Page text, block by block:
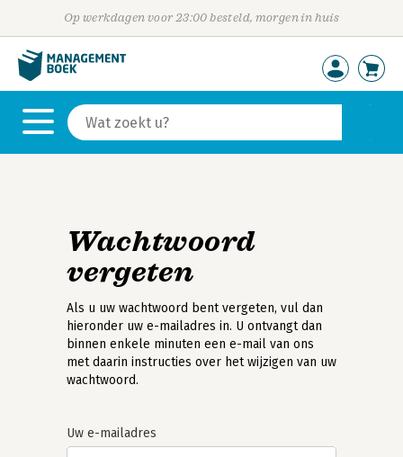
Op werkdagen voor 23:00 besteld, morgen in huis
Wachtwoord
vergeten
Als u uw wachtwoord bent vergeten, vul dan
hieronder uw e-mailadres in. U ontvangt dan
binnen enkele minuten een e-mail van ons
met daarin instructies over het wijzigen van uw
wachtwoord.
Uw e-mailadres